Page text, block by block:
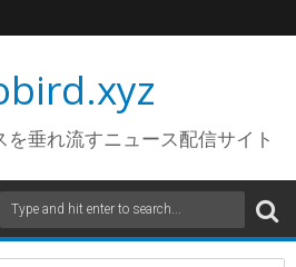
を垂れ流すニュース配信サイト